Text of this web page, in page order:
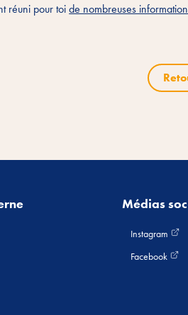
réuni pour toide nombreuses
Médias
Instagram
Facebook